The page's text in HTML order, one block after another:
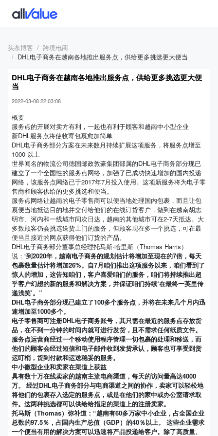
头条博客
跨境电商
DHL电子商务在越南各地推出服务点，供给更多挑选更大便当
DHL电子商务在越南各地推出服务点，供给更多挑选更大便
当
2022-03-08 22:03:08
概要
服务点的开展对卖方有利，一起也有利于顾客和越南中小型企业
新DHL服务点将使收寄包裹愈加简单
DHL电子商务部分方案在未来数月持续扩展这项服务，将服务点增至
1000 以上
世界闻名的物流公司德国邮政敦豪集团部属的DHL电子商务部分现已
建立了一个全国性的服务点网络，加强了已成功快速增加的国内投递
网络，该服务点网络已于2017年7月投入使用。这项新服务将为电子零
售商和顾客供给的更多挑选和便当。
服务点网络让越南的电子零售商可以便当地处理国内包裹，而且让包
裹便当地抵达目的地并交付给他们的在线订货客户，做到在越南胡志
明市、河内和一线城市间次日达，越南的其他城市可在2-7天抵达。大
多数顾客仍会挑选送货上门的服务，但顾客现在多一个挑选，可在最
便当且接近的网点获得他们订货的产品。
DHL电子商务部分董事总经理托马斯·哈里斯（Thomas Harris）
说：“到2020年，越南电子商务的规划估计将增加至现在的7倍，每天
包裹数量估计将增加26%。自7月咱们推出这项服务以来，咱们看到了
惊人的增加，这告知咱们，客户喜爱咱们的服务，咱们将持续推出超
乎客户幻想的新的服务和解决方案，并保证咱们持续‘在最终一英里传
递浅笑’。”
DHL电子商务部分现已建立了100多个服务点，并将在未来几个月内迅
速增加至1000多个。
电子零售商可注册DHL电子商务账号，其只需在最近的服务点存放货
品，在不到一分钟的时间内就可进行发货，且不需求任何纸质文件。
服务点运营商经过一个移动使用程序管理一切包裹的处理和移送，而
他们的顾客会经过短信和电子邮件收到发货承认，顾客也可享受到货
运盯梢，货到付款和运送稳妥的服务。
中小微型企业和卖家在渠道上获益
具有数十万在线卖家的越南主流电商渠道，每天的访问量高达4000
万。 经过DHL电子商务部分与电商渠道之间的协作，卖家可以轻松地
将他们的包裹存入选定的服务点，或是在他们的家中或办公室请求取
件。这两种挑选都可以供给给指定的渠道上的注册卖家。
托马斯（Thomas）弥补道：“越南有60多万家中小企业，占全国企业
总数的97.5％，占国内生产总值（GDP）的40％以上。 这些企业需求
一个便当有用的解决方案可以迅速将产品投递给客户。除了高质量、